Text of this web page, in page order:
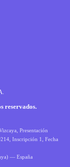
reservados.
Presentación
Inscripción 1, Fecha
— España